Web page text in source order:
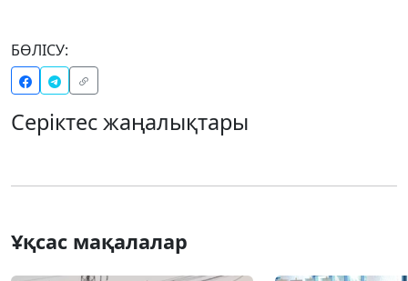
БӨЛІСУ:
Серіктес жаңалықтары
Ұқсас мақалалар